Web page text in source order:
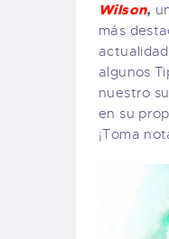
Wilson,
más
algunos
nuestro
en su
¡Toma